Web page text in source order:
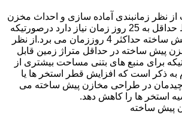
از نظر زمانبندی آماده سازی و احداث مخزن
بتنی در بهترین شرایط حداقل به 25 روز زمان نیاز دارد درصورتیکه
اجرای کامل مخزن پیش ساخته حداکثر 4 روززمان می برد.از نظر
پیش ساخته در حداقل متراژ زمین قابل
برای منبع های بتنی مساحت بیشتری از
به ذکر است که افزایش قطر استخر ها یا
چیدمان در طراحی مخازن پیش ساخته می
استخر ها را کاهش دهد.
پیش ساخته